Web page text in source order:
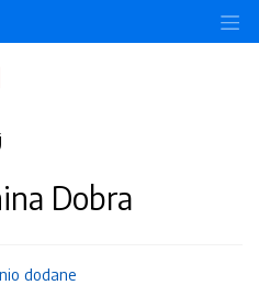
Dobra
dodane